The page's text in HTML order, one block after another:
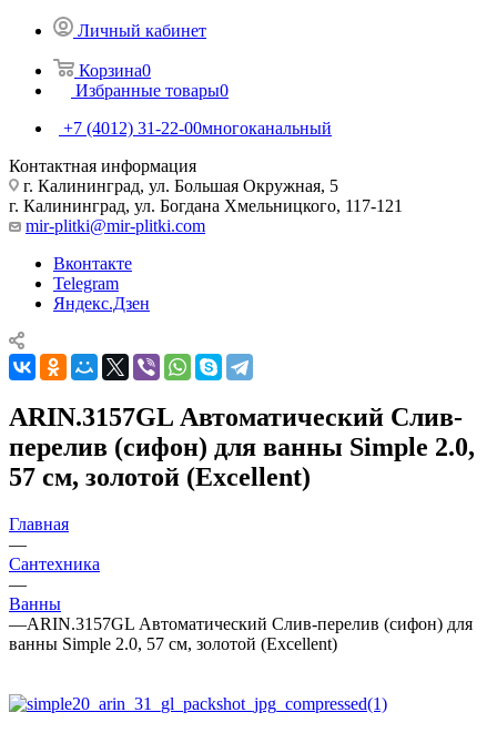
Личный кабинет
Корзина0
Избранные товары0
+7 (4012) 31-22-00многоканальный
Контактная информация
г. Калининград, ул. Большая Окружная, 5
г. Калининград, ул. Богдана Хмельницкого, 117-121
mir-plitki@mir-plitki.com
Вконтакте
Telegram
Яндекс.Дзен
ARIN.3157GL Автоматический Слив-
перелив (сифон) для ванны Simple 2.0,
57 см, золотой (Excellent)
Главная
—
Сантехника
—
Ванны
—ARIN.3157GL Автоматический Слив-перелив (сифон) для
ванны Simple 2.0, 57 см, золотой (Excellent)